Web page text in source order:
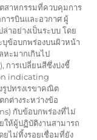
สาหกรรมที่ควบคุมการ
ารบินและอวกาศ ผู้
าอย่างเป็นระบบ โดย
บุข้อบกพร่องบนผิวหน้า
หะมากเกินไป
การเปลี่ยนสีซึ่งบ่งชี้
indicating
ปทรงเรขาคณิต
ต่างระหว่างข้อ
กับข้อบกพร่องที่ไม่
ห้ผู้ปฏิบัติงานสามารถ
ยไม่ทิ้งรอยเชื่อมที่ยัง